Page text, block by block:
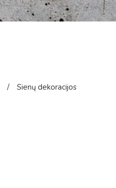
/ Sienų dekoracijos